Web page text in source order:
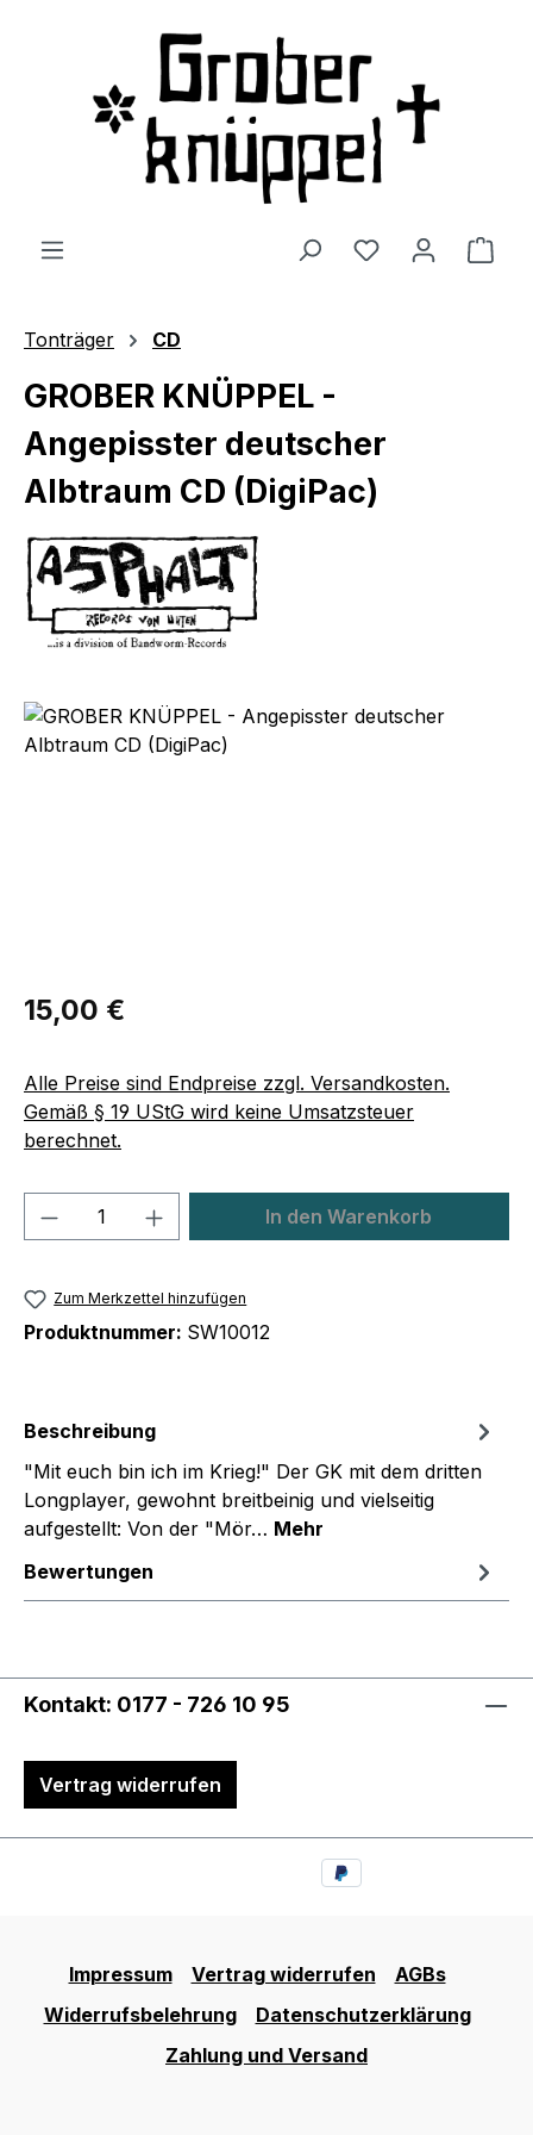
Zum Hauptinhalt springen
Du hast 0
Tonträger CD
GROBER KNÜPPEL -
Angepisster deutscher
Albtraum CD (DigiPac)
Bildergalerie überspringen
Regulärer Preis:
15,00 €
Alle Preise sind Endpreise zzgl. Versandkosten.
Gemäß § 19 UStG wird keine Umsatzsteuer
berechnet.
Produkt Anzahl: Gib denIn den Warenkorb
Zum Merkzettel hinzufügen
Produktnummer: SW10012
Beschreibung
"Mit euch bin ich im Krieg!" Der GK mit dem dritten
Longplayer, gewohnt breitbeinig und vielseitig
aufgestellt: Von der "Mör… Mehr
Bewertungen
Kontakt: 0177 - 726 10 95
Vertrag widerrufen
Impressum Vertrag widerrufen
AGBs
Widerrufsbelehrung
Datenschutzerklärung
Zahlung und Versand